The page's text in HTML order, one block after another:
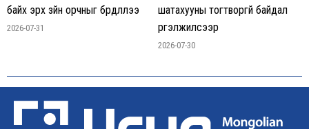
байх эрх зүйн орчныг бүрдүүллээ
2026-07-31
шатахууны тогтворгүй байдал
үргэлжилсээр
2026-07-30